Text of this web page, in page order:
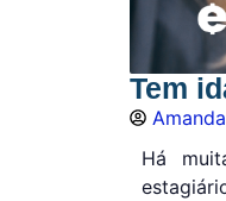
Tem
Há